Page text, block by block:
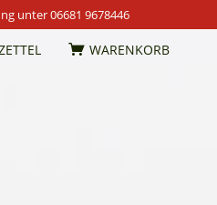
unter06681 9678446
WARENKORB